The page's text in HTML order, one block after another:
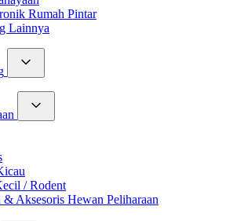
Rumah Pintar
Lainnya
/ Rodent
& Aksesoris Hewan Peliharaan